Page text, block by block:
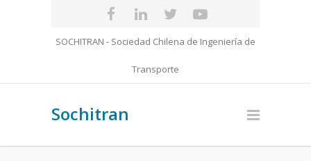
SOCHITRAN - Sociedad Chilena de Ingeniería de
Transporte
Sochitran